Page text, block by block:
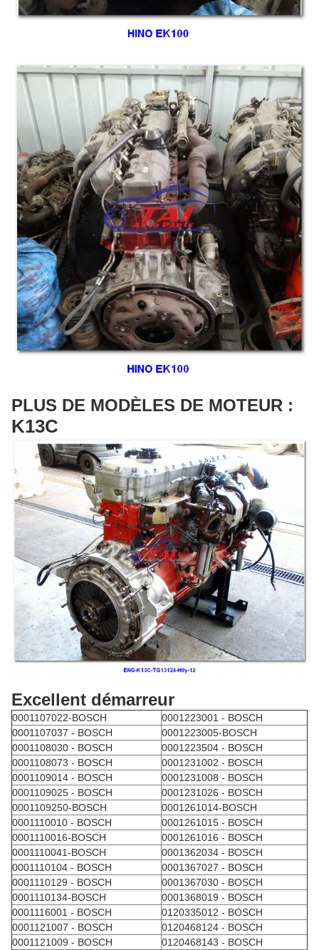
PLUS DE MODÈLES DE MOTEUR :
K13C
Excellent démarreur
0001107022-BOSCH
0001223001 - BOSCH
0001107037 - BOSCH
0001223005-BOSCH
0001108030 - BOSCH
0001223504 - BOSCH
0001108073 - BOSCH
0001231002 - BOSCH
0001109014 - BOSCH
0001231008 - BOSCH
0001109025 - BOSCH
0001231026 - BOSCH
0001109250-BOSCH
0001261014-BOSCH
0001110010 - BOSCH
0001261015 - BOSCH
0001110016-BOSCH
0001261016 - BOSCH
0001110041-BOSCH
0001362034 - BOSCH
0001110104 - BOSCH
0001367027 - BOSCH
0001110129 - BOSCH
0001367030 - BOSCH
0001110134-BOSCH
0001368019 - BOSCH
0001116001 - BOSCH
0120335012 - BOSCH
0001121007 - BOSCH
0120468124 - BOSCH
0001121009 - BOSCH
0120468143 - BOSCH